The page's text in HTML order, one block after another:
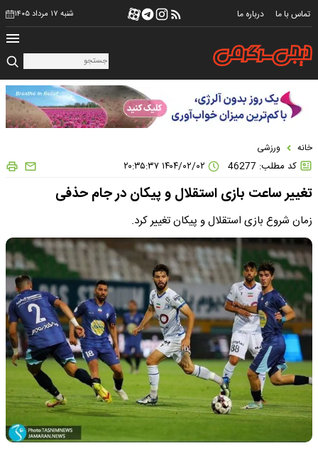
تماس با ما درباره ما شنبه ۱۷ مرداد ۱۴۰۵
خانه ورزشی
کد مطلب: 46277
تغییر ساعت بازی استقلال و پیکان در جام حذفی
زمان شروع بازی استقلال و پیکان تغییر کرد.